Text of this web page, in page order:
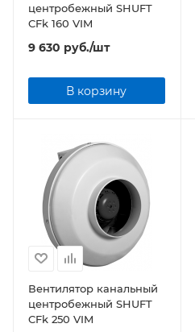
центробежный SHUFT
CFk 160 VIM
9 630 руб./шт
В корзину
Вентилятор канальный
центробежный SHUFT
CFk 250 VIM